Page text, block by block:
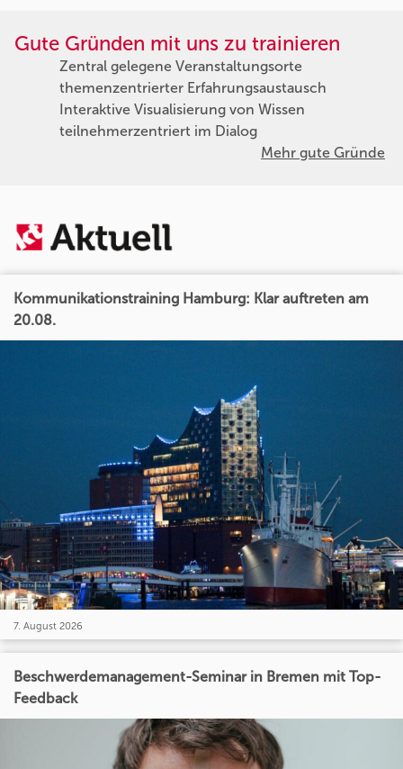
Gute Gründen mit uns zu trainieren
Zentral gelegene Veranstaltungsorte
themenzentrierter Erfahrungsaustausch
Interaktive Visualisierung von Wissen
teilnehmerzentriert im Dialog
Mehr gute Gründe
Kommunikationstraining Hamburg: Klar auftreten am
20.08.
7. August 2026
Beschwerdemanagement-Seminar in Bremen mit Top-
Feedback